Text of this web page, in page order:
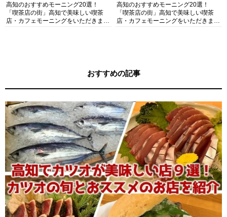
高知のおすすめモーニング20選！
「喫茶店の街」高知で美味しい喫茶
店・カフェモーニングをいただきま
高知のおすすめモーニング20選！
「喫茶店の街」高知で美味しい喫茶
店・カフェモーニングをいただきま
おすすめの記事